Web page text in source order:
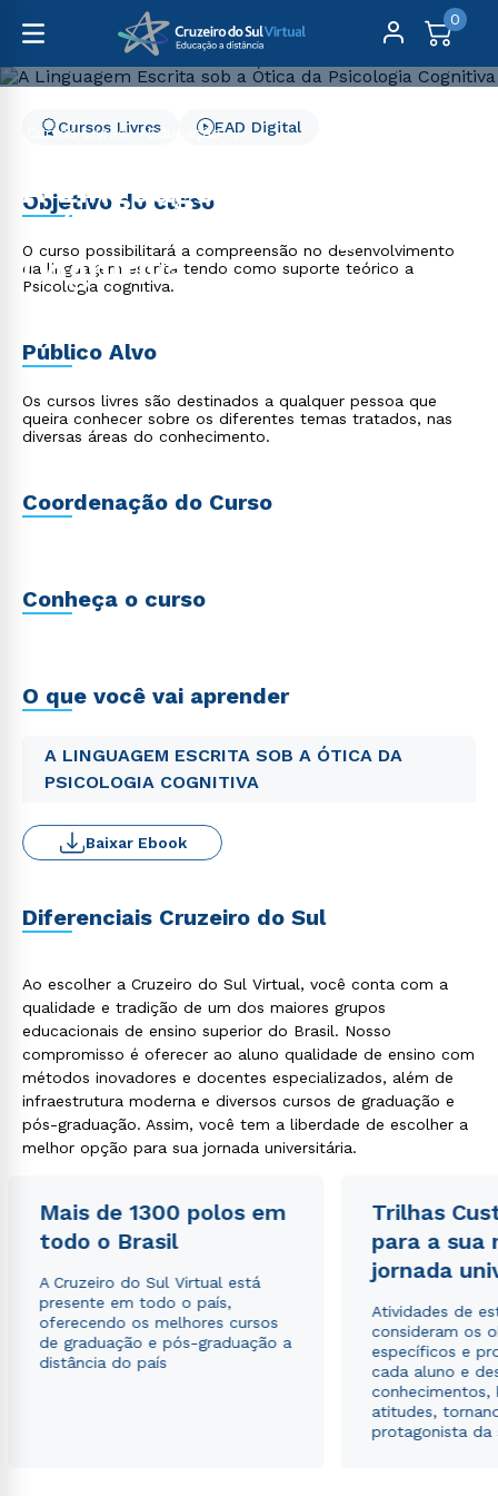
0
Cursos Livres
Educação
A Linguagem Escrita sob
a Ótica da Psicologia
Cognitiva
Cursos Livres EAD Digital
Objetivo do curso
O curso possibilitará a compreensão no desenvolvimento
da linguagem escrita tendo como suporte teórico a
Psicologia cognitiva.
Público Alvo
Os cursos livres são destinados a qualquer pessoa que
queira conhecer sobre os diferentes temas tratados, nas
diversas áreas do conhecimento.
Coordenação do Curso
Conheça o curso
O que você vai aprender
A LINGUAGEM ESCRITA SOB A ÓTICA DA
PSICOLOGIA COGNITIVA
Baixar Ebook
Diferenciais Cruzeiro do Sul
Ao escolher a Cruzeiro do Sul Virtual, você conta com a
qualidade e tradição de um dos maiores grupos
educacionais de ensino superior do Brasil. Nosso
compromisso é oferecer ao aluno qualidade de ensino com
métodos inovadores e docentes especializados, além de
infraestrutura moderna e diversos cursos de graduação e
pós-graduação. Assim, você tem a liberdade de escolher a
melhor opção para sua jornada universitária.
Mais de 1300 polos em
todo o Brasil
A Cruzeiro do Sul Virtual está
presente em todo o país,
oferecendo os melhores cursos
de graduação e pós-graduação a
distância do país
Trilhas
para a sua
jornada
Atividades de
consideram os
específicos e
cada aluno e
conhecimentos,
atitudes,
protagonista da